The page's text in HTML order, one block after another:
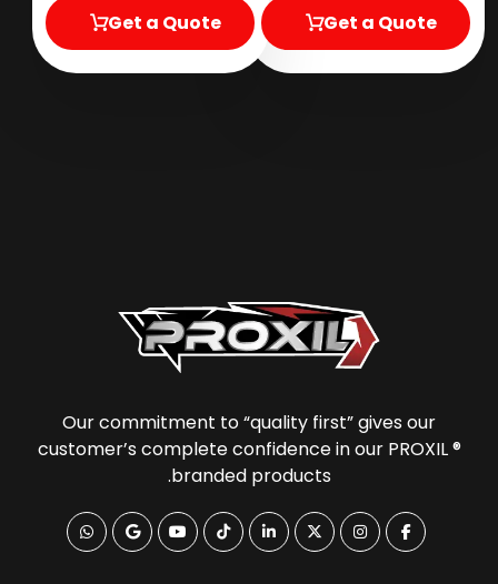
Get a Quote
Get a Quote
Our commitment to “quality first” gives our
customer’s complete confidence in our PROXIL ®
branded products.